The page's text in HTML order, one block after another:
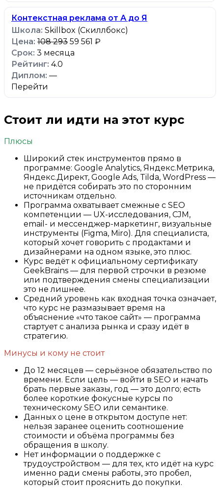
Контекстная реклама от А до Я
Skillbox (Скиллбокс)
108 293 59 561 ₽
3 месяца
4.0
—
Перейти
Стоит ли идти на этот курс
Плюсы
Широкий стек инструментов прямо в
программе: Google Analytics, Яндекс.Метрика,
Яндекс.Директ, Google Ads, Tilda, WordPress —
не придётся собирать это по сторонним
источникам отдельно.
Программа охватывает смежные с SEO
компетенции — UX-исследования, CJM,
email- и мессенджер-маркетинг, визуальные
инструменты (Figma, Miro). Для специалиста,
который хочет говорить с продактами и
дизайнерами на одном языке, это плюс.
Курс ведёт к официальному сертификату
GeekBrains — для первой строчки в резюме
или подтверждения смены специализации
это не лишнее.
Средний уровень как входная точка означает,
что курс не размазывает время на
объяснение «что такое сайт» — программа
стартует с анализа рынка и сразу идёт в
стратегию.
Минусы и кому не стоит
До 12 месяцев — серьёзное обязательство по
времени. Если цель — войти в SEO и начать
брать первые заказы, год — это долго; есть
более короткие фокусные курсы по
техническому SEO или семантике.
Данных о цене в открытом доступе нет:
нельзя заранее оценить соотношение
стоимости и объёма программы без
обращения в школу.
Нет информации о поддержке с
трудоустройством — для тех, кто идёт на курс
именно ради смены работы, это пробел,
который стоит прояснить до покупки.